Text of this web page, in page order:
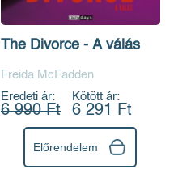
The Divorce - A válás
Freida McFadden
Eredeti ár:
6 990 Ft
Kötött ár:
6 291 Ft
Előrendelem